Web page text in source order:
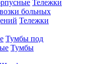
Тележки
больных
Тележки
Тумбы под
Тумбы